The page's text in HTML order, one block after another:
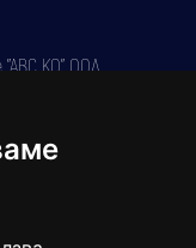
"АВС КО" ООД,